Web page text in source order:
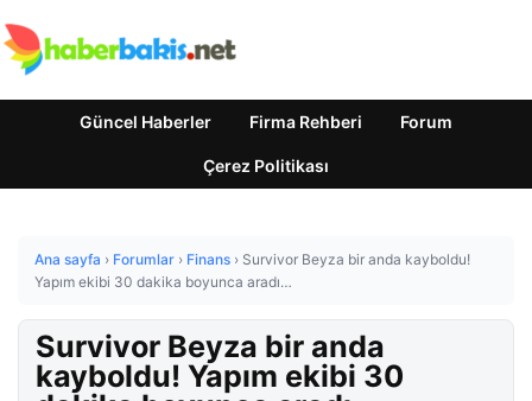
Güncel Haberler Firma Rehberi Forum
Çerez Politikası
Ana sayfa › Forumlar › Finans › Survivor Beyza bir anda kayboldu!
Yapım ekibi 30 dakika boyunca aradı…
Survivor Beyza bir anda
kayboldu! Yapım ekibi 30